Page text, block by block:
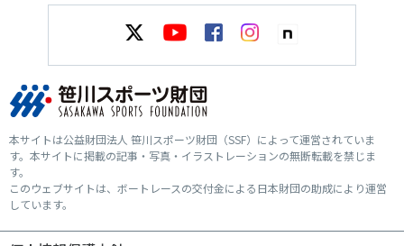
本サイトは公益財団法人 笹川スポーツ財団（SSF）によって運営されていま
す。本サイトに掲載の記事・写真・イラストレーションの無断転載を禁じま
す。
このウェブサイトは、ボートレースの交付金による日本財団の助成により運営
しています。